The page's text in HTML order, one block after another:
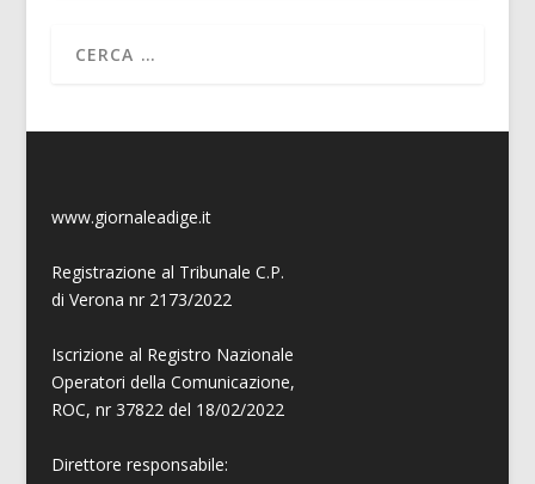
www.giornaleadige.it
Registrazione al Tribunale C.P.
di Verona nr 2173/2022
Iscrizione al Registro Nazionale
Operatori della Comunicazione,
ROC, nr 37822 del 18/02/2022
Direttore responsabile: